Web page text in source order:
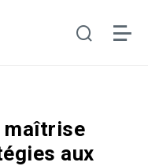
maîtrise
aux